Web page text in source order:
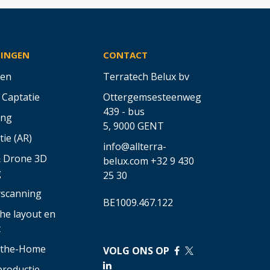
(AR)
3D
layout en
Home
CONTACT
Terratech Belux bv
Ottergemsesteenweg
439 - bus
5, 9000 GENT
info@allterra-
belux.com +32 9 430
25 30
BE1009.467.122
VOLG ONS OP